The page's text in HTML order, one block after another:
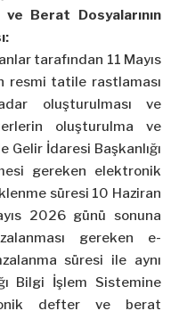
Berat Dosyalarının
tarafından 11 Mayıs
resmi tatile rastlaması
oluşturulması ve
oluşturulma ve
Gelir İdaresi Başkanlığı
gereken elektronik
süresi 10 Haziran
2026 günü sonuna
gereken e-
süresi ile aynı
Bilgi İşlem Sistemine
defter ve berat